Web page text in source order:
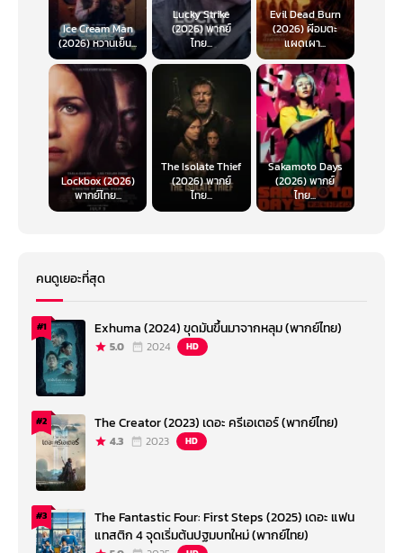
Ice Cream Man
(2026) หวานเย็น...
Lucky Strike
(2026) พากย์
ไทย...
Evil Dead Burn
(2026) ผีอมตะ
แผดเผา...
Lockbox (2026)
พากย์ไทย...
The Isolate Thief
(2026) พากย์
ไทย...
Sakamoto Days
(2026) พากย์
ไทย...
คนดูเยอะที่สุด
#1 Exhuma (2024) ขุดมันขึ้นมาจากหลุม (พากย์ไทย)
5.0 2024 HD
#2 The Creator (2023) เดอะ ครีเอเตอร์ (พากย์ไทย)
4.3 2023 HD
#3
The Fantastic Four: First Steps (2025) เดอะ แฟน
แทสติก 4 จุดเริ่มต้นปฐมบทใหม่ (พากย์ไทย)